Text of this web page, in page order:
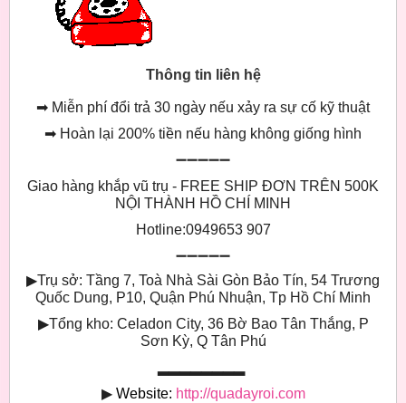
Thông tin liên hệ
➡ Miễn phí đổi trả 30 ngày nếu xảy ra sự cố kỹ thuật
➡ Hoàn lại 200% tiền nếu hàng không giống hình
➖➖➖➖➖
Giao hàng khắp vũ trụ - FREE SHIP ĐƠN TRÊN 500K
NỘI THÀNH HỒ CHÍ MINH
Hotline:0949653 907
➖➖➖➖➖
▶Trụ sở: Tầng 7, Toà Nhà Sài Gòn Bảo Tín, 54 Trương
Quốc Dung, P10, Quận Phú Nhuận, Tp Hồ Chí Minh
▶Tổng kho: Celadon City, 36 Bờ Bao Tân Thắng, P
Sơn Kỳ, Q Tân Phú
▶ Website: http://quadayroi.com